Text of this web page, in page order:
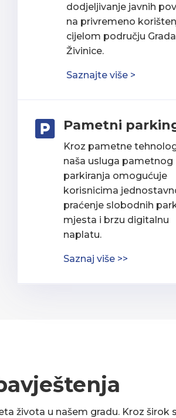
dodjeljivanje javnih
na privremeno
cijelom području Grada
Živinice.
Saznajte više >
 Pametni
Kroz pametne
naša usluga pametnog
parkiranja omogućuje
korisnicima
praćenje slobodnih
mjesta i brzu digitalnu
naplatu.
Saznaj više >>
života u našem gradu. Kroz